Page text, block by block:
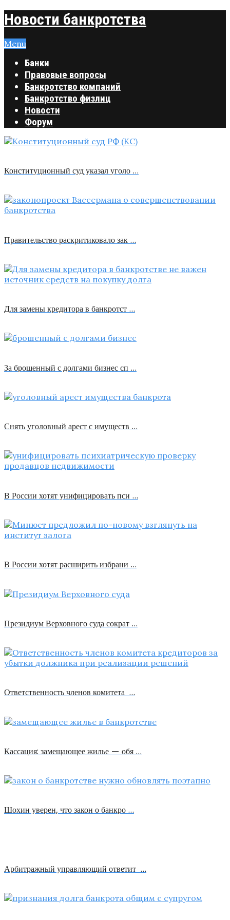
Новости банкротства
Menu
Банки
Правовые вопросы
Банкротство компаний
Банкротство физлиц
Новости
Форум
Конституционный суд указал уголо …
Правительство раскритиковало зак …
Для замены кредитора в банкротст …
За брошенный с долгами бизнес сп …
Снять уголовный арест с имуществ …
В России хотят унифицировать пси …
В России хотят расширить избрани …
Президиум Верховного суда сократ …
Ответственность членов комитета …
Кассация: замещающее жилье — обя …
Шохин уверен, что закон о банкро …
Арбитражный управляющий ответит …